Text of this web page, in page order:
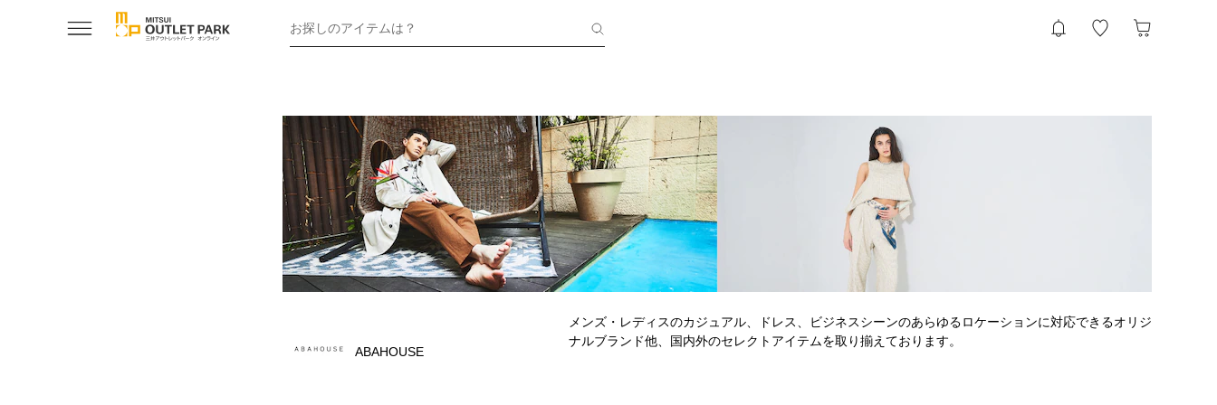
お探しのアイテムは？
ABAHOUSE
メンズ・レディスのカジュアル、ドレス、ビジネスシーンのあらゆるロケーションに対応できるオリジ
ナルブランド他、国内外のセレクトアイテムを取り揃えております。